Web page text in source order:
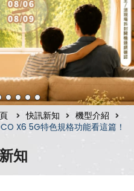
快訊新知
機型介紹
X6 5G特色規格功能看這篇！
知